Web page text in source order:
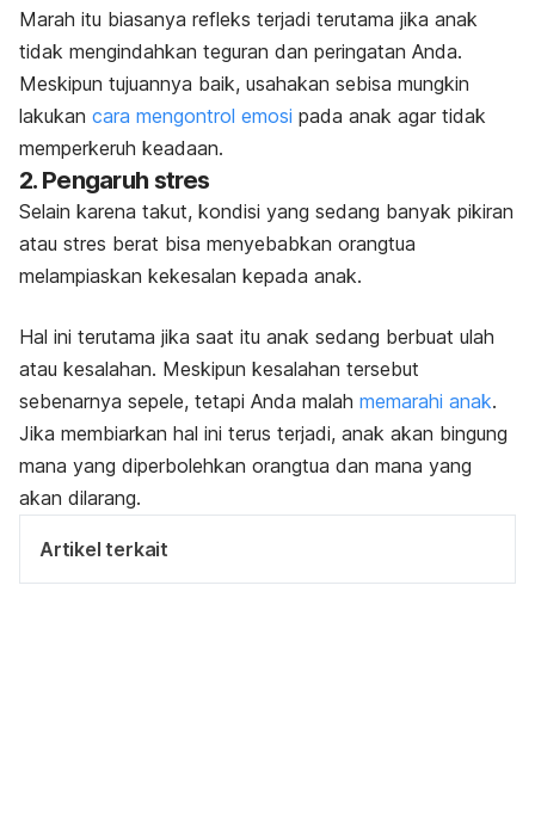
Marah itu biasanya refleks terjadi terutama jika anak
tidak mengindahkan teguran dan peringatan Anda.
Meskipun tujuannya baik, usahakan sebisa mungkin
lakukan cara mengontrol emosi pada anak agar tidak
memperkeruh keadaan.
2. Pengaruh stres
Selain karena takut, kondisi yang sedang banyak pikiran
atau stres berat bisa menyebabkan orangtua
melampiaskan kekesalan kepada anak.
Hal ini terutama jika saat itu anak sedang berbuat ulah
atau kesalahan. Meskipun kesalahan tersebut
sebenarnya sepele, tetapi Anda malah memarahi anak.
Jika membiarkan hal ini terus terjadi, anak akan bingung
mana yang diperbolehkan orangtua dan mana yang
akan dilarang.
Artikel terkait